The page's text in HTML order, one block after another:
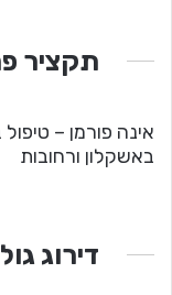
תקציר
באשקלון ורחובות
דירוג